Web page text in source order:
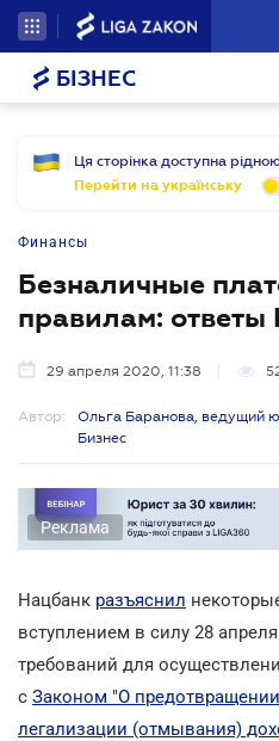
БІЗНЕС
Ця сторінка доступна
Перейти на українську
Финансы
Безналичные
правилам: ответы
29 апреля 2020, 11:38
Автор:
Ольга Баранова, ведущий
Бизнес
Реклама
Нацбанк разъяснил
вступлением в силу 28
требований для
с Законом "О
легализации (отмывания)